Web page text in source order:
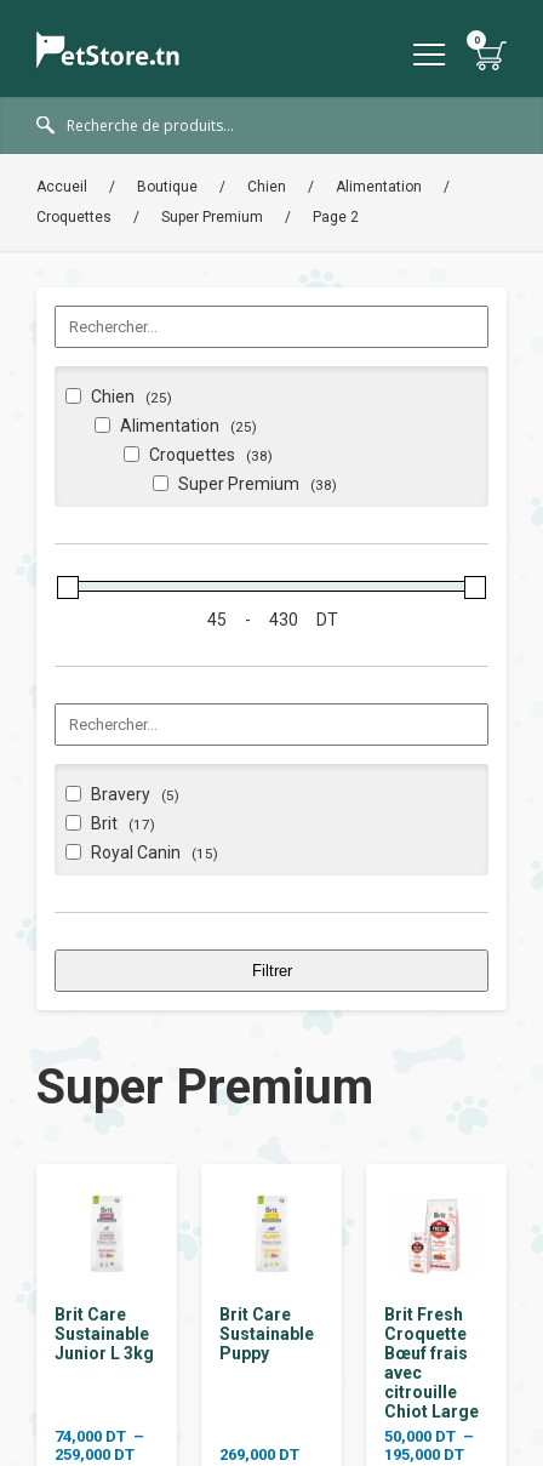
Accueil / Boutique / Chien / Alimentation
/
Croquettes
/ Super Premium / Page 2
Chien (25)
Alimentation (25)
Croquettes (38)
Super Premium (38)
- DT
Bravery (5)
Brit (17)
Royal Canin (15)
Filtrer
Super Premium
Brit Care
Sustainable
Junior L 3kg
74,000 DT –
259,000 DTPlage
Brit Care
Sustainable
Puppy
269,000 DT
Brit Fresh
Croquette
Bœuf frais
avec
citrouille
Chiot Large
50,000 DT –
195,000 DTPlage